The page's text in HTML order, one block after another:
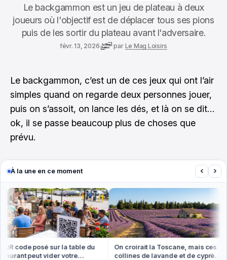
Le backgammon est un jeu de plateau à deux
joueurs où l'objectif est de déplacer tous ses pions
puis de les sortir du plateau avant l'adversaire.
févr. 13, 2026 par Le Mag Loisirs
Le backgammon, c’est un de ces jeux qui ont l’air
simples quand on regarde deux personnes jouer,
puis on s’assoit, on lance les dés, et là on se dit…
ok, il se passe beaucoup plus de choses que
prévu.
À la une en ce moment ‹ ›
code posé sur la table du
peut vider votre
On croirait la Toscane, mais ces
collines de lavande et de cyprès